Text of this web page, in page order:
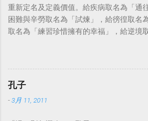
重新定名及定義價值。給疾病取名為「通
困難與辛勞取名為「試煉」，給徬徨取名
取名為「練習珍惜擁有的幸福」，給逆境
點看事情，就不會覺得活著是一件沉重
華名言 - Chinese Quotes
孔子
-3月 11, 2011